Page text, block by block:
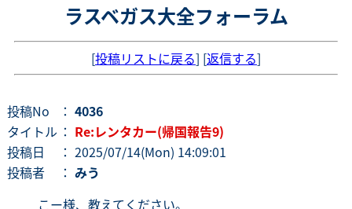
ラスベガス大全フォーラム
[投稿リストに戻る] [返信する]
投稿No ： 4036
タイトル ： Re:レンタカー(帰国報告9)
投稿日
： 2025/07/14(Mon) 14:09:01
投稿者
： みう
こー様、教えてください。